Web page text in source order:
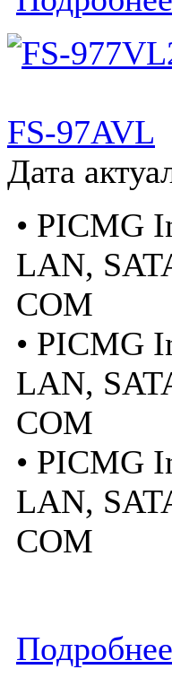
FS-97AVL
Дата
• PICMG
LAN,
COM
• PICMG
LAN,
COM
• PICMG
LAN,
COM